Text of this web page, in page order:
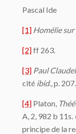
Pascal Ide
[1] Homélie
[2]ff 263.
[3] Paul
cité ibid., p. 207.
[4] Platon,
A, 2, 982 b 11s.
principe de la